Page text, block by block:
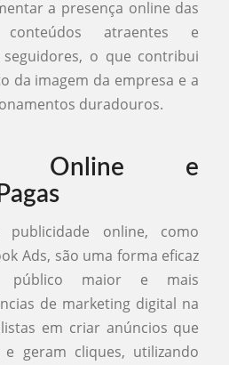
a presença online das
atraentes e
o que contribui
da imagem da empresa e a
duradouros.
Online e
online, como
Ads, são uma forma eficaz
público maior e mais
de marketing digital na
em criar anúncios que
geram cliques, utilizando